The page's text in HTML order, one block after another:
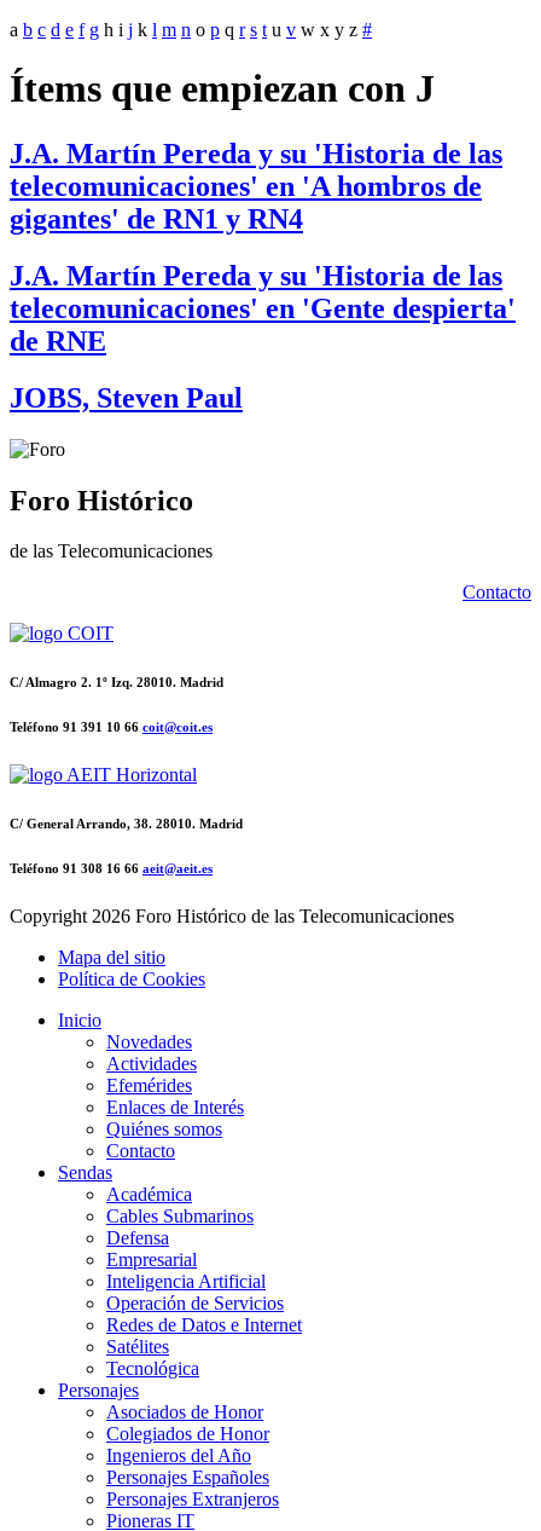
a b c d e f g h i j k l m n o p q r s t u v w x y z #
Ítems que empiezan con J
J.A. Martín Pereda y su 'Historia de las
telecomunicaciones' en 'A hombros de
gigantes' de RN1 y RN4
J.A. Martín Pereda y su 'Historia de las
telecomunicaciones' en 'Gente despierta'
de RNE
JOBS, Steven Paul
Foro Histórico
de las Telecomunicaciones
Contacto
C/ Almagro 2. 1º Izq. 28010. Madrid
Teléfono 91 391 10 66 coit@coit.es
C/ General Arrando, 38. 28010. Madrid
Teléfono 91 308 16 66 aeit@aeit.es
Copyright 2026 Foro Histórico de las Telecomunicaciones
Mapa del sitio
Política de Cookies
Inicio
Novedades
Actividades
Efemérides
Enlaces de Interés
Quiénes somos
Contacto
Sendas
Académica
Cables Submarinos
Defensa
Empresarial
Inteligencia Artificial
Operación de Servicios
Redes de Datos e Internet
Satélites
Tecnológica
Personajes
Asociados de Honor
Colegiados de Honor
Ingenieros del Año
Personajes Españoles
Personajes Extranjeros
Pioneras IT